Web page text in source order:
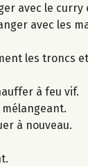
avec le
avec les
les troncs
à feu vif.
à nouveau.